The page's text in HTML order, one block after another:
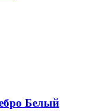
Белый